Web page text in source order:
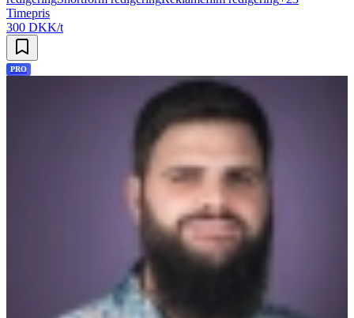
Timepris
300 DKK/t
PRO